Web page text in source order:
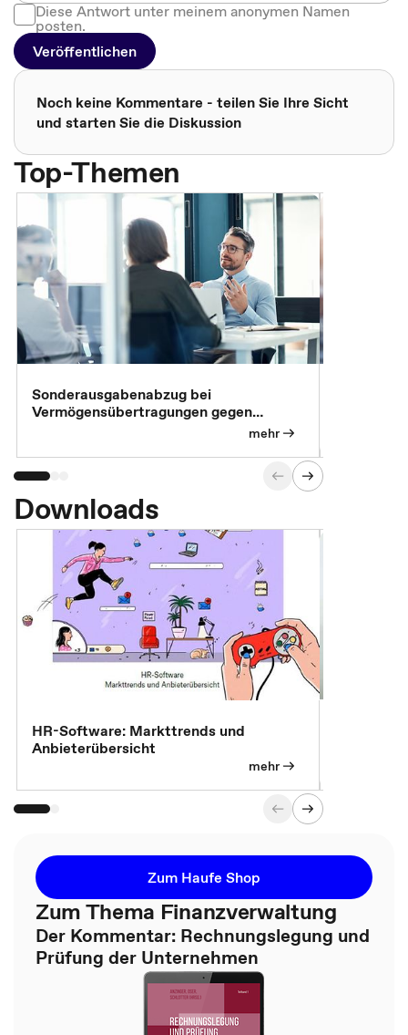
Diese Antwort unter meinem anonymen Namen
posten.
Veröffentlichen
Noch keine Kommentare - teilen Sie Ihre Sicht
und starten Sie die Diskussion
Top-Themen
Sonderausgabenabzug bei
Vermögensübertragungen gegen
mehr
Downloads
HR-Software: Markttrends und
Anbieterübersicht
mehr
Zum Haufe Shop
Zum Thema Finanzverwaltung
Der Kommentar: Rechnungslegung und
Prüfung der Unternehmen